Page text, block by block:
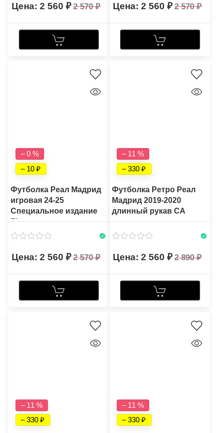
2 560 2 570 2 560 2 570
– 0 %
– 10
Футболка Реал Мадрид
игровая 24-25
Специальное издание
FL
2 560 2 570
– 11 %
– 330
Футболка Ретро Реал
Мадрид 2019-2020
длинный рукав CA
2 560 2 890
– 11 %
– 330
– 11 %
– 330